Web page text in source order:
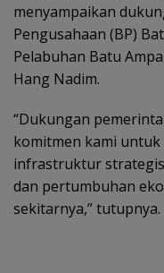
menyampaikan
Pengusahaan (BP)
Pelabuhan Batu
Hang Nadim.
“Dukungan
komitmen kami
infrastruktur
dan pertumbuhan
sekitarnya,” tutupnya.